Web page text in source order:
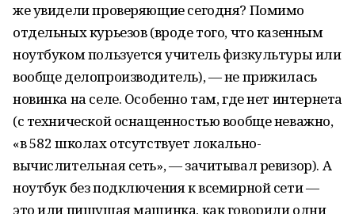
же увидели проверяющие сегодня? Помимо
отдельных курьезов (вроде того, что казенным
ноутбуком пользуется учитель физкультуры или
вообще делопроизводитель), — не прижилась
новинка на селе. Особенно там, где нет интернета
(с технической оснащенностью вообще неважно,
«в 582 школах отсутствует локально-
вычислительная сеть», — зачитывал ревизор). А
ноутбук без подключения к всемирной сети —
это или пишущая машинка, как говорили одни